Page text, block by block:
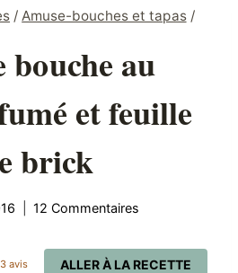
/ Amuse-bouches et tapas /
bouche au
et feuille
brick
12 Commentaires
ALLER À LA RECETTE
3avis